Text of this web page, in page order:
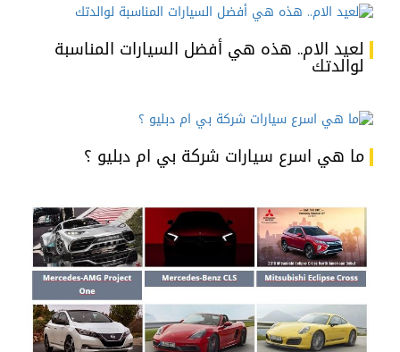
لعيد الام.. هذه هي أفضل السيارات المناسبة
لوالدتك
ما هي اسرع سيارات شركة بي ام دبليو ؟